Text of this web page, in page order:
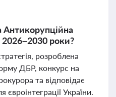
2026–2030 роки?
розроблена
ДБР, конкурс на
та відповідає
євроінтеграції України.